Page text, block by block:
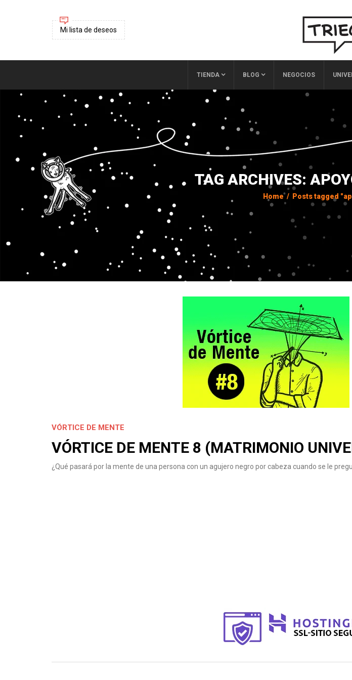
Mi lista de deseos
TIENDA BLOG NEGOCIOS
TAG ARCHIVES:
Home / Posts tagged
VÓRTICE DE MENTE
VÓRTICE DE MENTE 8 (MATRIMONIO
¿Qué pasará por la mente de una persona con un agujero negro por cabeza cuando se le